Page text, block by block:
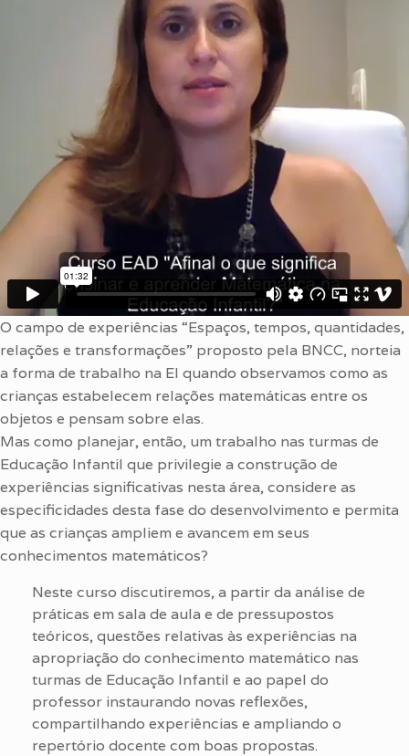
O campo de experiências “Espaços, tempos, quantidades,
relações e transformações” proposto pela BNCC, norteia
a forma de trabalho na EI quando observamos como as
crianças estabelecem relações matemáticas entre os
objetos e pensam sobre elas.
Mas como planejar, então, um trabalho nas turmas de
Educação Infantil que privilegie a construção de
experiências significativas nesta área, considere as
especificidades desta fase do desenvolvimento e permita
que as crianças ampliem e avancem em seus
conhecimentos matemáticos?
Neste curso discutiremos, a partir da análise de
práticas em sala de aula e de pressupostos
teóricos, questões relativas às experiências na
apropriação do conhecimento matemático nas
turmas de Educação Infantil e ao papel do
professor instaurando novas reflexões,
compartilhando experiências e ampliando o
repertório docente com boas propostas.